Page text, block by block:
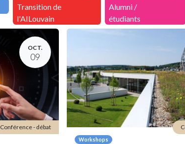
Transition de
l'AILouvain
Alumni /
étudiants
OCT.
09
Conférence - débat
Workshops